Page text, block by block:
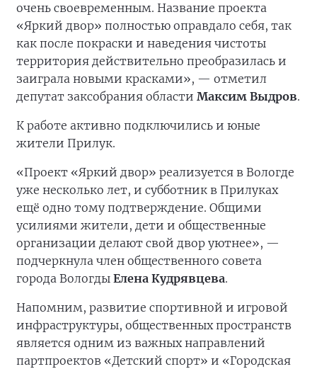
очень своевременным. Название проекта
«Яркий двор» полностью оправдало себя, так
как после покраски и наведения чистоты
территория действительно преобразилась и
заиграла новыми красками», — отметил
депутат заксобрания области Максим Выдров.
К работе активно подключились и юные
жители Прилук.
«Проект «Яркий двор» реализуется в Вологде
уже несколько лет, и субботник в Прилуках
ещё одно тому подтверждение. Общими
усилиями жители, дети и общественные
организации делают свой двор уютнее», —
подчеркнула член общественного совета
города Вологды Елена Кудрявцева.
Напомним, развитие спортивной и игровой
инфраструктуры, общественных пространств
является одним из важных направлений
партпроектов «Детский спорт» и «Городская